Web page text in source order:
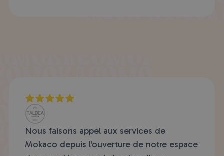
Nous faisons appel aux services de
Mokaco depuis l'ouverture de notre espace